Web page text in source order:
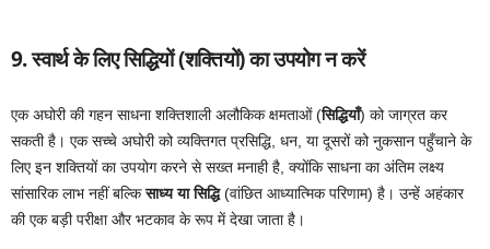
9. स्वार्थ के लिए सिद्धियों (शक्तियों) का उपयोग न करें
एक अघोरी की गहन साधना शक्तिशाली अलौकिक क्षमताओं (सिद्धियाँ) को जाग्रत कर
सकती है। एक सच्चे अघोरी को व्यक्तिगत प्रसिद्धि, धन, या दूसरों को नुकसान पहुँचाने के
लिए इन शक्तियों का उपयोग करने से सख्त मनाही है, क्योंकि साधना का अंतिम लक्ष्य
सांसारिक लाभ नहीं बल्किसाध्य या सिद्धि(वांछित आध्यात्मिक परिणाम) है। उन्हें अहंकार
की एक बड़ी परीक्षा और भटकाव के रूप में देखा जाता है।